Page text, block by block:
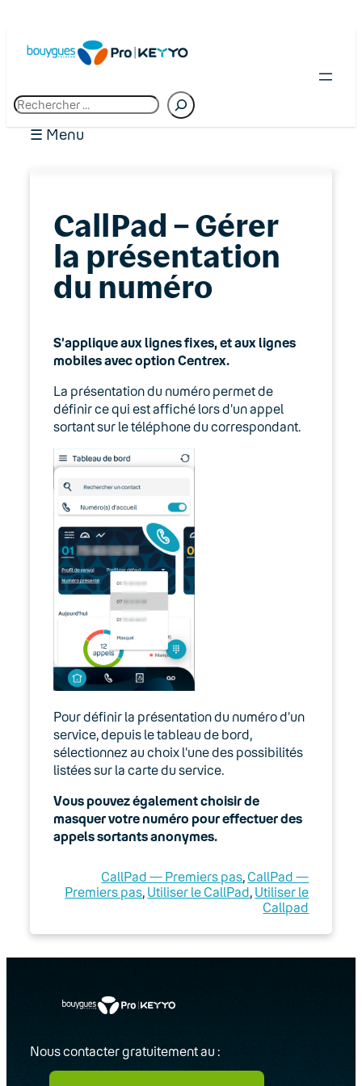
R
e
c
☰ Menu
Pro
02. Espace client : Manager
03. Accès Internet
Expert
Guides d’installation
Fonctionnalités
Outils
Fax IP
Webmail Keyyo
CRM
Keyyo Apps
Découvrez le softphone /
téléphone logiciel Keyyo : Keyyo
Phone
Glossaire Keyyo Apps
l’innovation pour votre
téléphonie d’entreprise
Apps
CallPad
Installer l’application CallPad
CallPad – Gérer
la présentation
du numéro
S’applique aux lignes fixes, et aux lignes
mobiles avec option Centrex.
La présentation du numéro permet de
définir ce qui est affiché lors d’un appel
sortant sur le téléphone du correspondant.
Pour définir la présentation du numéro d’un
service, depuis le tableau de bord,
sélectionnez au choix l’une des possibilités
listées sur la carte du service.
Vous pouvez également choisir de
masquer votre numéro pour effectuer des
appels sortants anonymes.
CallPad — Premiers pas, CallPad —
Premiers pas, Utiliser le CallPad, Utiliser le
Callpad
Nous contacter gratuitement au :